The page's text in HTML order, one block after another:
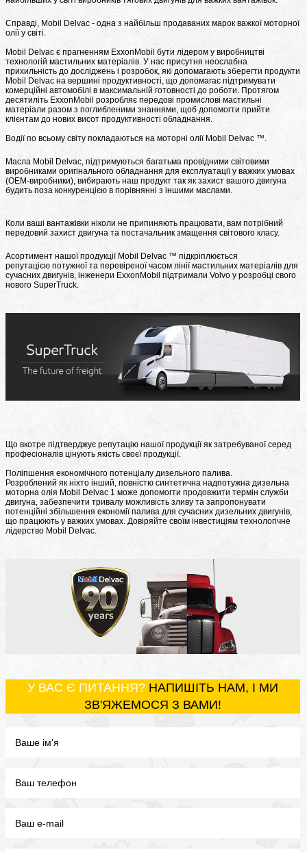
Справді, Mobil Delvac - одна з найбільш продаваних марок важкої моторної
олії у світі.
Mobil Delvac є прагненням ExxonMobil бути лідером у виробництві
технологій мастильних матеріалів. У нас присутня неослабна
прихильність до досліджень і розробок, які допомагають зберегти продукти
Mobil Delvac на вершині продуктивності, що допомагає підтримувати
комерційні автомобілі в максимальній готовності до роботи. Протягом
десятиліть ExxonMobil розробляє передові промислові мастильні
матеріали разом з поглибленими знаннями, щоб допомогти прийти
клієнтам до нових висот продуктивності обладнання.
Водії по всьому світу покладаються на моторні олії Mobil Delvac ™.
Масла Mobil Delvac, підтримуються багатьма провідними світовими
виробниками оригінального обладнання для експлуатації у важких умовах
(OEM-виробники), вибирають наш продукт так як захист вашого двигуна
будить поза конкуренцією в порівнянні з іншими маслами.
Коли ваші вантажівки ніколи не припиняють працювати, вам потрібний
передовий захист двигуна та постачальник змащення світового класу.
Асортимент нашої продукції Mobil Delvac ™ підкріплюється
репутацією потужної та перевіреної часом лінії мастильних матеріалів для
сучасних двигунів, інженери ExxonMobil підтримали Volvo у розробці свого
нового SuperTruck.
Що вкотре підтверджує репутацію нашої продукції як затребуваної серед
професіоналів цінують якість своєї продукції.
Поліпшення економічного потенціалу дизельного палива.
Розроблений як ніхто інший, повністю синтетична надпотужна дизельна
моторна олія Mobil Delvac 1 може допомогти продовжити термін служби
двигуна, забезпечити тривалу можливість зливу та запропонувати
потенційні збільшення економії палива для сучасних дизельних двигунів,
що працюють у важких умовах. Довіряйте своїм інвестиціям технологічне
лідерство Mobil Delvac.
У ВАС Є ПИТАННЯ? НАПИШІТЬ НАМ, І МИ
ЗВ'ЯЖЕМОСЯ З ВАМИ!